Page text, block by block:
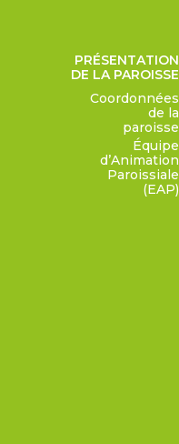
PRÉSENTATION
DE LA PAROISSE
Coordonnées
de la
paroisse
Équipe
d’Animation
Paroissiale
(EAP)